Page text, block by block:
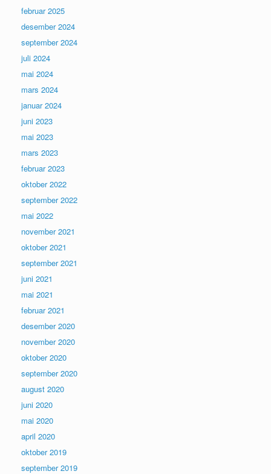
februar 2025
desember 2024
september 2024
juli 2024
mai 2024
mars 2024
januar 2024
juni 2023
mai 2023
mars 2023
februar 2023
oktober 2022
september 2022
mai 2022
november 2021
oktober 2021
september 2021
juni 2021
mai 2021
februar 2021
desember 2020
november 2020
oktober 2020
september 2020
august 2020
juni 2020
mai 2020
april 2020
oktober 2019
september 2019